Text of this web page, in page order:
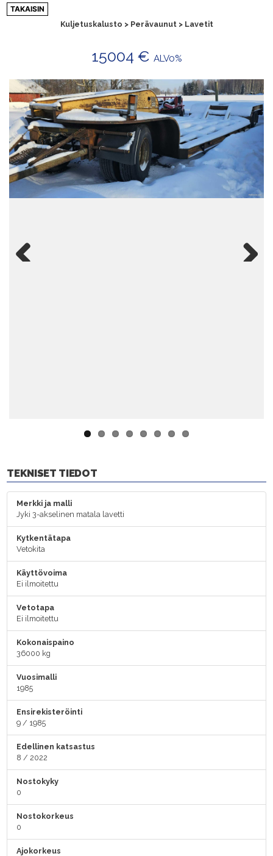
Siirry
sisältöön
TAKAISIN
Kuljetuskalusto > Perävaunut > Lavetit
15004 € ALV0%
TEKNISET TIEDOT
Merkki ja malli
Jyki 3-akselinen matala lavetti
Kytkentätapa
Vetokita
Käyttövoima
Ei ilmoitettu
Vetotapa
Ei ilmoitettu
Kokonaispaino
36000 kg
Vuosimalli
1985
Ensirekisteröinti
9 / 1985
Edellinen katsastus
8 / 2022
Nostokyky
0
Nostokorkeus
0
Ajokorkeus